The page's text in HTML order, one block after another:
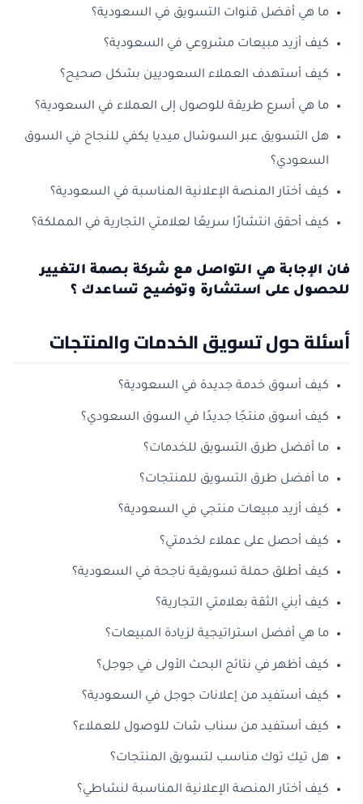
ما هي أفضل قنوات التسويق في السعودية؟
كيف أزيد مبيعات مشروعي في السعودية؟
كيف أستهدف العملاء السعوديين بشكل صحيح؟
ما هي أسرع طريقة للوصول إلى العملاء في السعودية؟
هل التسويق عبر السوشال ميديا يكفي للنجاح في السوق
السعودي؟
كيف أختار المنصة الإعلانية المناسبة في السعودية؟
كيف أحقق انتشارًا سريعًا لعلامتي التجارية في المملكة؟
فان الإجابة هي التواصل مع شركة بصمة التغيير
للحصول على استشارة وتوضيح تساعدك ؟
أسئلة حول تسويق الخدمات والمنتجات
كيف أسوق خدمة جديدة في السعودية؟
كيف أسوق منتجًا جديدًا في السوق السعودي؟
ما أفضل طرق التسويق للخدمات؟
ما أفضل طرق التسويق للمنتجات؟
كيف أزيد مبيعات منتجي في السعودية؟
كيف أحصل على عملاء لخدمتي؟
كيف أطلق حملة تسويقية ناجحة في السعودية؟
كيف أبني الثقة بعلامتي التجارية؟
ما هي أفضل استراتيجية لزيادة المبيعات؟
كيف أظهر في نتائج البحث الأولى في جوجل؟
كيف أستفيد من إعلانات جوجل في السعودية؟
كيف أستفيد من سناب شات للوصول للعملاء؟
هل تيك توك مناسب لتسويق المنتجات؟
كيف أختار المنصة الإعلانية المناسبة لنشاطي؟